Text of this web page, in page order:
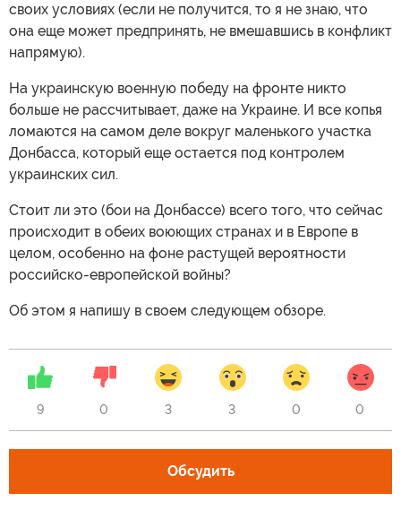
своих условиях (если не получится, то я не знаю, что
она еще может предпринять, не вмешавшись в конфликт
напрямую).
На украинскую военную победу на фронте никто
больше не рассчитывает, даже на Украине. И все копья
ломаются на самом деле вокруг маленького участка
Донбасса, который еще остается под контролем
украинских сил.
Стоит ли это (бои на Донбассе) всего того, что сейчас
происходит в обеих воюющих странах и в Европе в
целом, особенно на фоне растущей вероятности
российско-европейской войны?
Об этом я напишу в своем следующем обзоре.
9 0 3 3 0 0
Обсудить